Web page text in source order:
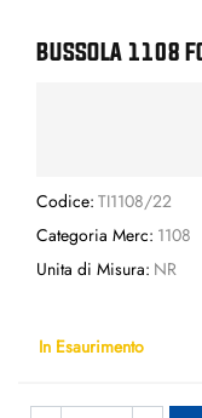
BUSSOLA 1108
Codice: TI1108/22
Categoria Merc: 1108
Unita di Misura: NR
In Esaurimento